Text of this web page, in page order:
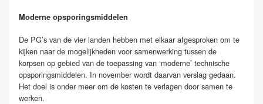
Moderne opsporingsmiddelen
De PG’s van de vier landen hebben met elkaar afgesproken om te
kijken naar de mogelijkheden voor samenwerking tussen de
korpsen op gebied van de toepassing van ‘moderne’ technische
opsporingsmiddelen. In november wordt daarvan verslag gedaan.
Het doel is onder meer om de kosten te verlagen door samen te
werken.